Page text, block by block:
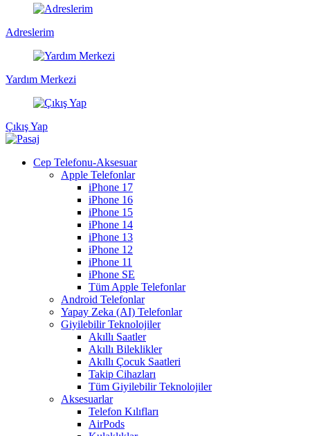
Adreslerim
Yardım Merkezi
Çıkış Yap
Cep Telefonu-Aksesuar
Apple Telefonlar
iPhone 17
iPhone 16
iPhone 15
iPhone 14
iPhone 13
iPhone 12
iPhone 11
iPhone SE
Tüm Apple Telefonlar
Android Telefonlar
Yapay Zeka (AI) Telefonlar
Giyilebilir Teknolojiler
Akıllı Saatler
Akıllı Bileklikler
Akıllı Çocuk Saatleri
Takip Cihazları
Tüm Giyilebilir Teknolojiler
Aksesuarlar
Telefon Kılıfları
AirPods